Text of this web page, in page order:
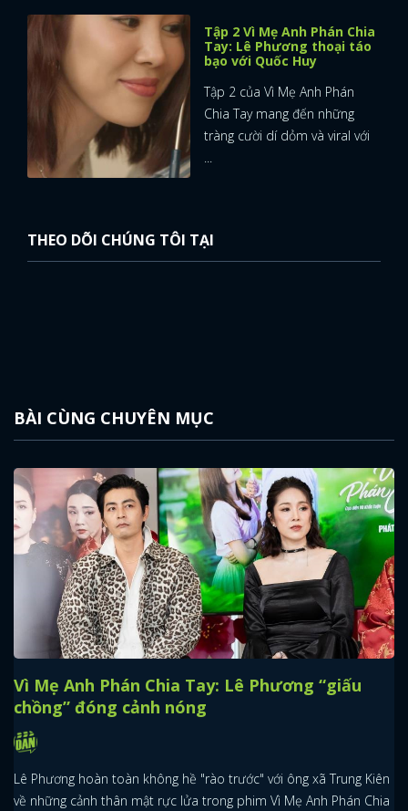
Tập 2 Vì Mẹ Anh Phán Chia
Tay: Lê Phương thoại táo
bạo với Quốc Huy
Tập 2 của Vì Mẹ Anh Phán
Chia Tay mang đến những
tràng cười dí dỏm và viral với
THEO DÕI CHÚNG TÔI TẠI
BÀI CÙNG CHUYÊN MỤC
Vì Mẹ Anh Phán Chia Tay: Lê Phương “giấu
chồng” đóng cảnh nóng
Lê Phương hoàn toàn không hề "rào trước" với ông xã Trung Kiên
về những cảnh thân mật rực lửa trong phim Vì Mẹ Anh Phán Chia